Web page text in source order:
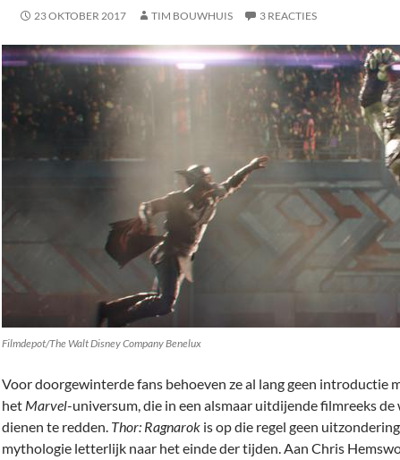
23 OKTOBER 2017 TIM BOUWHUIS 3 REACTIES
Filmdepot/The Walt Disney Company Benelux
Voor doorgewinterde fans behoeven ze al lang geen introductie
het Marvel-universum, die in een alsmaar uitdijende filmreeks
dienen te redden. Thor: Ragnarok is op die regel geen
mythologie letterlijk naar het einde der tijden. Aan Chris